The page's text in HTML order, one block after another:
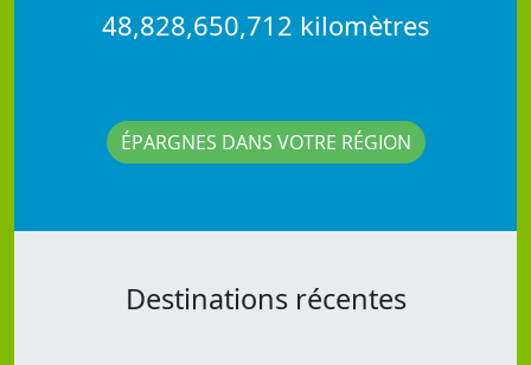
48,828,650,712 kilomètres
ÉPARGNES DANS VOTRE RÉGION
Destinations récentes